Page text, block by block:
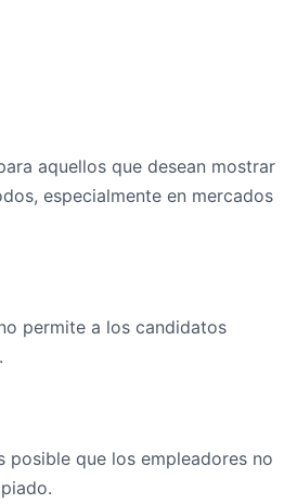
aquellos que desean mostrar
especialmente en mercados
permite a los candidatos
posible que los empleadores no